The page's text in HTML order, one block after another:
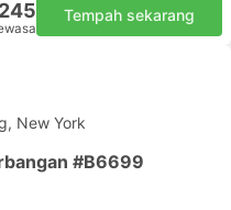
Tempah sekarang
New York
#B6699